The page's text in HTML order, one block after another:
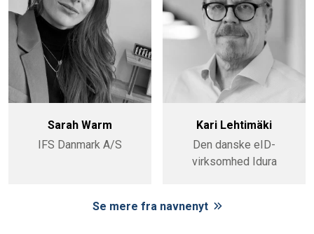
Sarah Warm
IFS Danmark A/S
Kari Lehtimäki
Den danske eID-
virksomhed Idura
Se mere fra navnenyt